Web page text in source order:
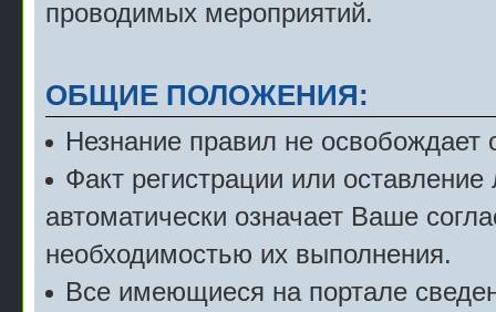
проводимых мероприятий.
ОБЩИЕ ПОЛОЖЕНИЯ:
Незнание правил не освобождает
Факт регистрации или
автоматически означает Ваше
необходимостью их выполнения.
Все имеющиеся на портале